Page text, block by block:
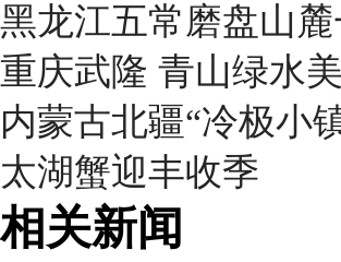
黑龙江五常磨盘山
重庆武隆 青山绿水
内蒙古北疆“冷极小
太湖蟹迎丰收季
相关新闻